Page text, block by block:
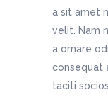
a sit amet
velit. Nam
a ornare
consequat
taciti